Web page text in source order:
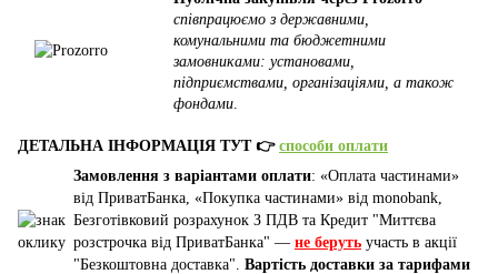
співпрацюємо з державними,
комунальними та бюджетними
замовниками: установами,
підприємствами, організаціями, а також
фондами
ДЕТАЛЬНА ІНФОРМАЦІЯ ТУТ 👉 способи оплати
Замовлення з варіантами оплати: «Оплата частинами»
від ПриватБанка, «Покупка частинами» від monobank,
Безготівковий розрахунок З ПДВ та Кредит "Миттєва
розстрочка від ПриватБанка" — не беруть участь в акції
"Безкоштовна доставка". Вартість доставки за тарифами